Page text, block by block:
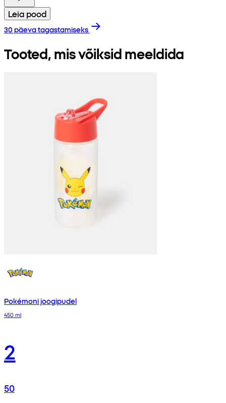
Leia pood
30 päeva tagastamiseks
Tooted, mis võiksid meeldida
Pokémoni joogipudel
450 ml
2
50